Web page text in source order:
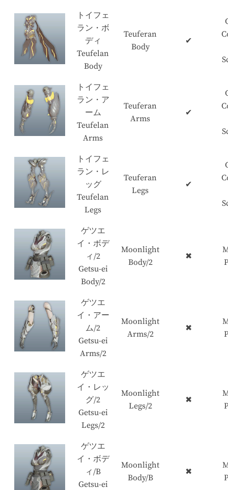
トイフェ
ラン・ボ
ディ
Teufelan
Body
Teuferan
Body
✔
トイフェ
ラン・ア
ーム
Teufelan
Arms
Teuferan
Arms
✔
トイフェ
ラン・レ
ッグ
Teufelan
Legs
Teuferan
Legs
✔
ゲツエ
イ・ボデ
ィ/2
Getsu-ei
Body/2
Moonlight
Body/2
✖
ゲツエ
イ・アー
ム/2
Getsu-ei
Arms/2
Moonlight
Arms/2
✖
ゲツエ
イ・レッ
グ/2
Getsu-ei
Legs/2
Moonlight
Legs/2
✖
ゲツエ
イ・ボデ
ィ/B
Getsu-ei
Moonlight
Body/B
✖